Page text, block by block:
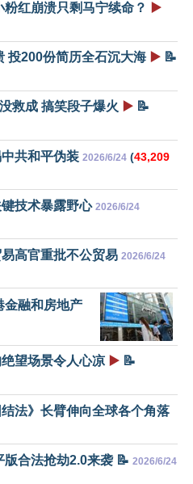
红崩溃只剩马宁续命？ ▶️
投200份简历全石沉大海 ▶️ 📝
救成 搞笑段子爆火 ▶️ 📝
共和平伪装 2026/6/24 (43,209
技术暴露野心 2026/6/24
高官重批不公贸易 2026/6/24
金融和房地产
望场景令人心凉 ▶️ 📝
法》长臂伸向全球各个角落
合法抢劫2.0来袭 📝 2026/6/24